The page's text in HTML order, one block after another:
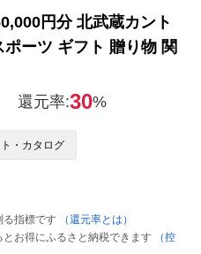
円分 北武蔵カント
ーツ ギフト 贈り物 関
還元率:30%
・カタログ
指標です
（還元率とは）
お得にふるさと納税できます
（控